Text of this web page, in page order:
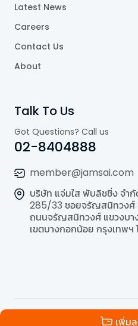
เพิ่ม
Latest News
Careers
Contact Us
About
Talk To Us
Got Questions? Call us
02-8404888
member@jamsai.com
บริษัท แจ่มใส พับลิชชิ่ง จำ
285/33 ซอยจรัญสนิทวงศ์
ถนนจรัญสนิทวงศ์ แขวงบา
เขตบางกอกน้อย กรุงเทพฯ
All Rights Reserved |